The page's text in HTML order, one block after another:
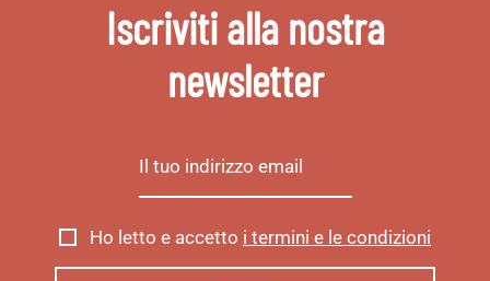
Iscriviti alla nostra
newsletter
Ho letto e accetto i termini e le condizioni